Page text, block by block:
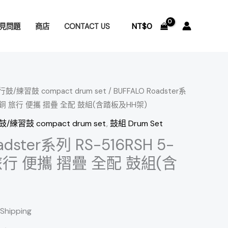
問題 商店 CONTACT US NT$0
鼓/練習鼓 compact drum set / BUFFALO Roadster系
旅行 便攜 摺疊 全配 鼓組(含踏板及HH架)
/練習鼓 compact drum set, 鼓組 Drum Set
系列 RS-516RSH 5-
便攜 摺疊 全配 鼓組(含